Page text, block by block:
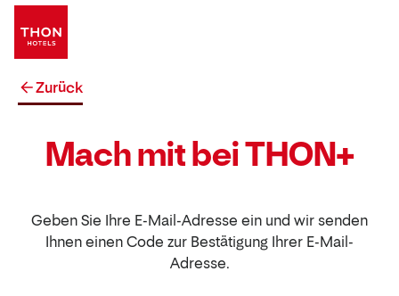
Zurück
Mach mit bei THON+
Geben Sie Ihre E-Mail-Adresse ein und wir senden
Ihnen einen Code zur Bestätigung Ihrer E-Mail-
Adresse.